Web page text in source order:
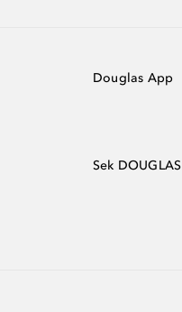
Douglas App
Sek DOUGLAS